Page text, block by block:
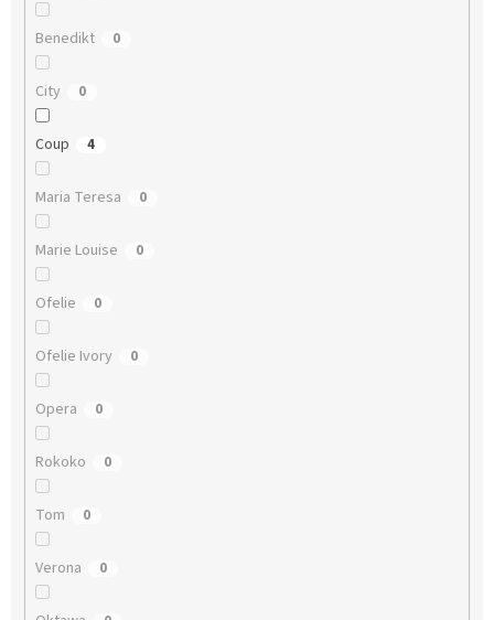
Benedikt 0
City 0
Coup 4
Maria Teresa 0
Marie Louise 0
Ofelie 0
Ofelie Ivory 0
Opera 0
Rokoko 0
Tom 0
Verona 0